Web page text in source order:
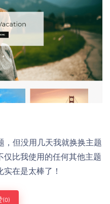
但没用几天我就换换主题
仅比我使用的任何其他主题
在是太棒了！
(0)